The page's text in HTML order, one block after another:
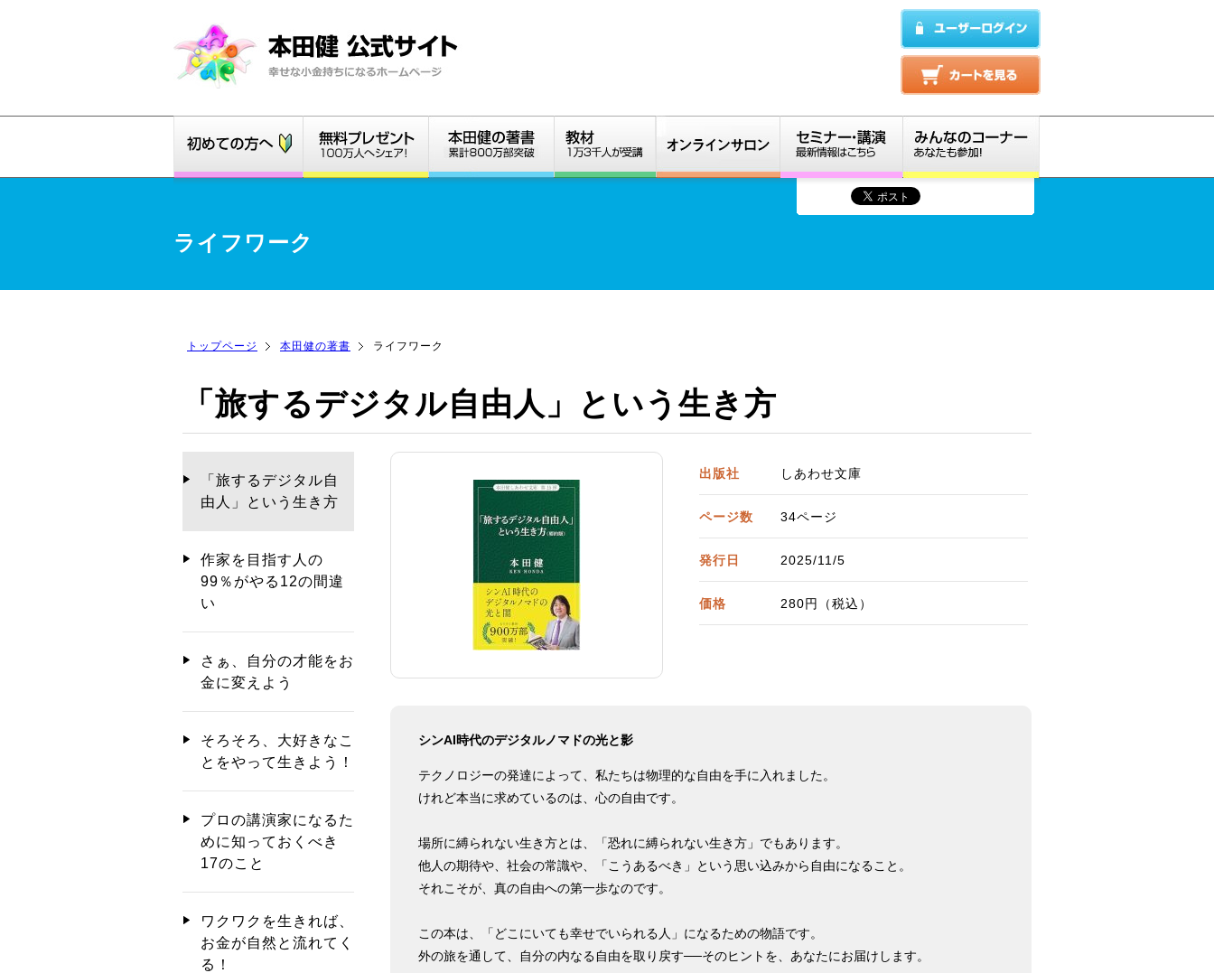
ライフワーク
トップページ 本田健の著書 ライフワーク
「旅するデジタル自由人」という生き方
出版社 しあわせ文庫
ページ数 34ページ
発行日 2025/11/5
価格 280円（税込）
シンAI時代のデジタルノマドの光と影
テクノロジーの発達によって、私たちは物理的な自由を手に入れました。
けれど本当に求めているのは、心の自由です。
場所に縛られない生き方とは、「恐れに縛られない生き方」でもあります。
他人の期待や、社会の常識や、「こうあるべき」という思い込みから自由になること。
それこそが、真の自由への第一歩なのです。
この本は、「どこにいても幸せでいられる人」になるための物語です。
外の旅を通して、自分の内なる自由を取り戻す──そのヒントを、あなたにお届けします。
「旅するデジタル自
由人」という生き方
作家を目指す人の
99％がやる12の間違
い
さぁ、自分の才能をお
金に変えよう
そろそろ、大好きなこ
とをやって生きよう！
プロの講演家になるた
めに知っておくべき
17のこと
ワクワクを生きれば、
お金が自然と流れてく
る！